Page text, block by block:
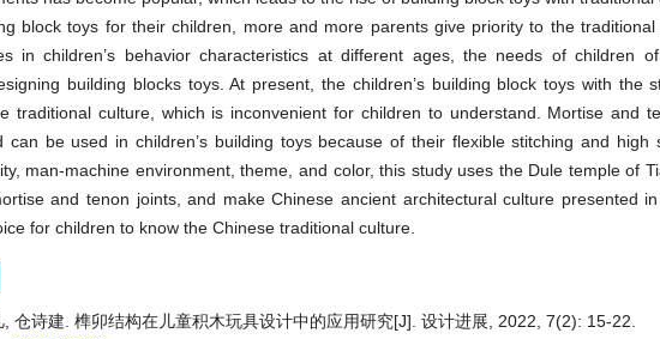
block toys for their children, more and more parents give priority to the
in children’s behavior characteristics at different ages, the needs of children
building blocks toys. At present, the children’s building block toys with the
traditional culture, which is inconvenient for children to understand. Mortise and
be used in children’s building toys because of their flexible stitching and high
man-machine environment, theme, and color, this study uses the Dule temple of
and tenon joints, and make Chinese ancient architectural culture presented
for children to know the Chinese traditional culture.
仓诗建. 榫卯结构在儿童积木玩具设计中的应用研究[J]. 设计进展, 2022, 7(2): 15-22.